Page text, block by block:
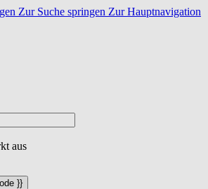
Zur Suche springen Zur Hauptnavigation
aus
}}